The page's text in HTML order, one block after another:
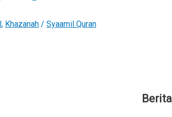
, Khazanah / Syaamil Quran